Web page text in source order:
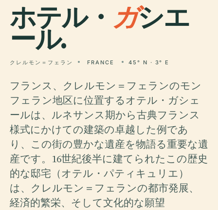
ホテル・ ガシエ
ール.
クレルモン＝フェラン FRANCE 45° N · 3° E
フランス、クレルモン＝フェランのモン
フェラン地区に位置するオテル・ガシェ
ールは、ルネサンス期から古典フランス
様式にかけての建築の卓越した例であ
り、この街の豊かな遺産を物語る重要な遺
産です。16世紀後半に建てられたこの歴史
的な邸宅（オテル・パティキュリエ）
は、クレルモン＝フェランの都市発展、
経済的繁栄、そして文化的な願望